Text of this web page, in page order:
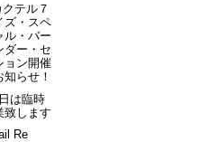
テル７
ズ・スペ
ル・バー
ダー・セ
ョン開催
知らせ！
は臨時
致します
Re